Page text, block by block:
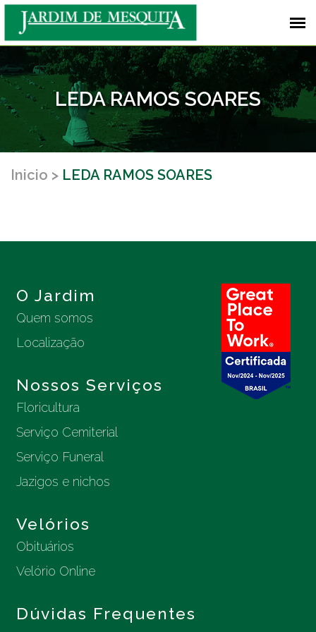
LEDA RAMOS SOARES
Inicio LEDA RAMOS SOARES
O Jardim
Quem somos
Localização
Nossos Serviços
Floricultura
Serviço Cemiterial
Serviço Funeral
Jazigos e nichos
Velórios
Obituários
Velório Online
Dúvidas Frequentes